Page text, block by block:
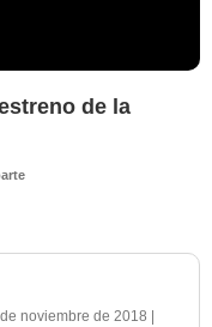
de la
noviembre de 2018 |